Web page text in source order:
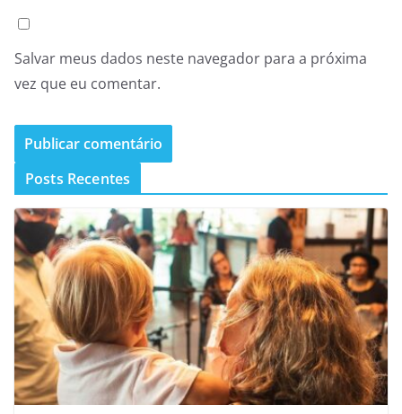
Salvar meus dados neste navegador para a próxima
vez que eu comentar.
Posts Recentes